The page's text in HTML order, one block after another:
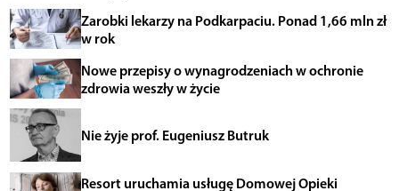
Zarobki lekarzy na Podkarpaciu. Ponad 1,66 mln zł
w rok
Nowe przepisy o wynagrodzeniach w ochronie
zdrowia weszły w życie
Nie żyje prof. Eugeniusz Butruk
Resort uruchamia usługę Domowej Opieki